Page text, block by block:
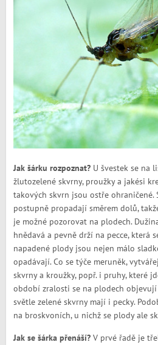
Jak šárku rozpoznat?U švestek se na
žlutozelené skvrny, proužky a jakési
takových skvrn jsou ostře ohraničené.
postupně propadají směrem dolů,
je možné pozorovat na plodech.
hnědavá a pevně drží na pecce, která
napadené plody jsou nejen málo
opadávají. Co se týče meruněk,
skvrny a kroužky, popř. i pruhy, které
období zralosti se na plodech
světle zelené skvrny mají i pecky.
na broskvoních, u nichž se plody ale
Jak se šárka přenáší?V prvé řadě je